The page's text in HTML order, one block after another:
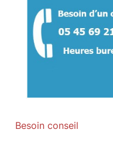
 Quick view
Besoin conseil